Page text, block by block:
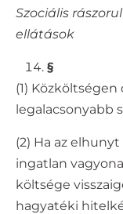
Szociális
ellátások
§
(1) Közköltségen
legalacsonyabb
(2) Ha az
ingatlan
költsége
hagyatéki